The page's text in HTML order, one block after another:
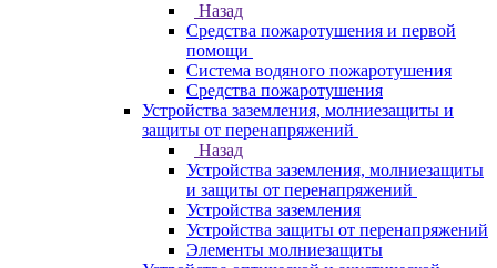
Назад
Средства пожаротушения и первой
помощи
Система водяного пожаротушения
Средства пожаротушения
Устройства заземления, молниезащиты и
защиты от перенапряжений
Назад
Устройства заземления, молниезащиты
и защиты от перенапряжений
Устройства заземления
Устройства защиты от перенапряжений
Элементы молниезащиты